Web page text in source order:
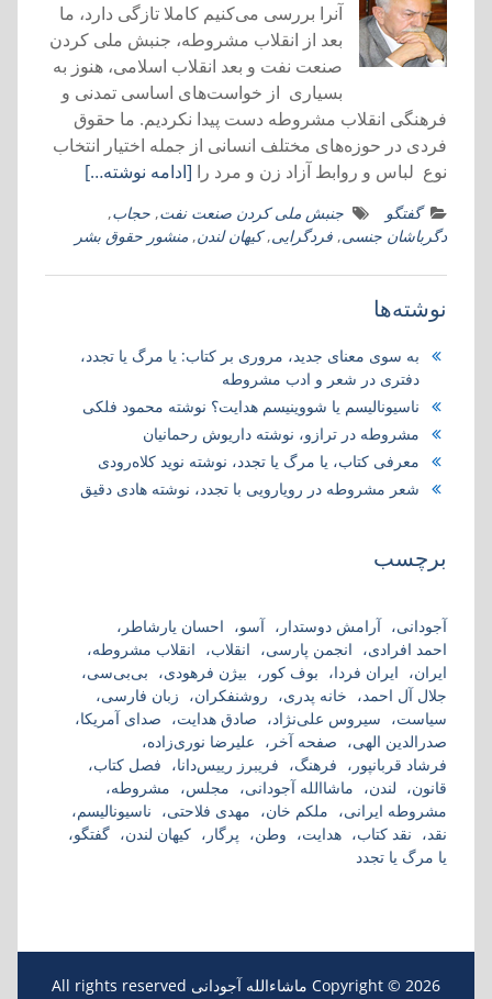
آنرا بررسی می‌کنیم کاملا تازگی دارد، ما
بعد از انقلاب مشروطه، جنبش ملی کردن
صنعت نفت و بعد انقلاب اسلامی، هنوز به
بسیاری از خواست‌های اساسی تمدنی و
فرهنگی انقلاب مشروطه دست پیدا نکردیم. ما حقوق
فردی در حوزه‌های مختلف انسانی از جمله اختیار انتخاب
نوع لباس و روابط آزاد زن و مرد را [ادامه نوشته…]
گفتگو جنبش ملی کردن صنعت نفت, حجاب,
دگرباشان جنسی, فردگرایی,کیهان لندن, منشور حقوق بشر
نوشته‌ها
به سوی معنای جدید، مروری بر کتاب:‌ یا مرگ یا تجدد،
دفتری در شعر و ادب مشروطه
ناسیونالیسم یا شووینیسم هدایت؟ نوشته محمود فلکی
مشروطه در ترازو، نوشته داریوش رحمانیان
معرفی کتاب، یا مرگ یا تجدد، نوشته نوید کلاه‌رودی
شعر مشروطه در رویارویی با تجدد، نوشته هادی دقیق
برچسب
آجودانی آرامش دوستدار آسو
احسان یارشاطر
احمد افرادی
انجمن پارسی انقلاب
انقلاب مشروطه
ایران
ایران فردا بوف کور بیژن فرهودی
بی‌بی‌سی
جلال آل احمد
خانه پدری روشنفکران
زبان فارسی
سیاست
سیروس علی‌نژاد صادق هدایت
صدای آمریکا
صدرالدین الهی
صفحه آخر
علیرضا نوری‌زاده
فرشاد قربانپور
فرهنگ فریبرز رییس‌دانا
فصل کتاب
قانون
لندن ماشاالله آجودانی مجلس
مشروطه
مشروطه ایرانی
ملکم خان مهدی فلاحتی
ناسیونالیسم
نقد
نقد کتاب هدایت وطن پرگار کیهان لندن
گفتگو
یا مرگ یا تجدد
Copyright © 2026 ماشاءالله آجودانی All rights reserved